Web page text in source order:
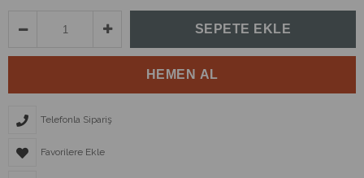
Telefonla Sipariş
Favorilere Ekle